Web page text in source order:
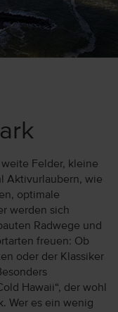
Felder, kleine
Aktivurlaubern, wie
optimale
werden sich
Radwege und
freuen: Ob
oder der Klassiker
Hawaii“, der wohl
Wer es ein wenig